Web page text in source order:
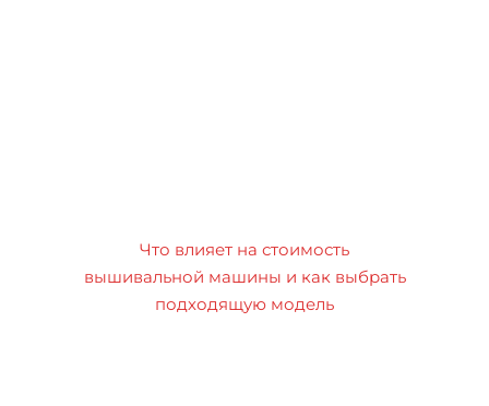
Что влияет на стоимость
вышивальной машины и как выбрать
подходящую модель